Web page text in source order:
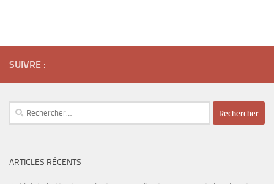
SUIVRE :
Rechercher :
ARTICLES RÉCENTS